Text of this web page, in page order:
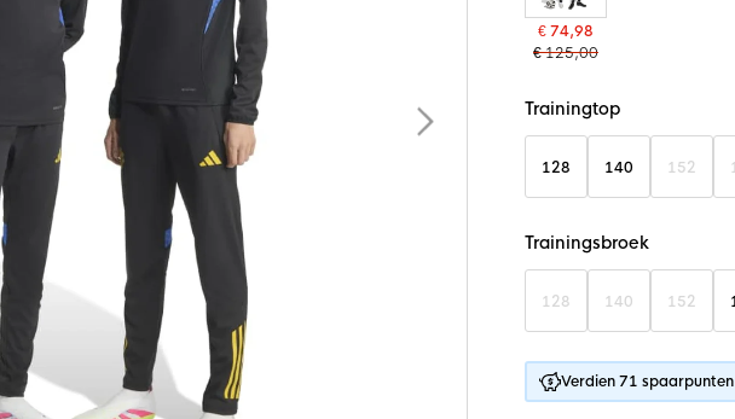
€ 74,98
€ 125,00
Bundelopties
Trainingtop
128 140 152
Trainingsbroek
128 140 152
Verdien 71